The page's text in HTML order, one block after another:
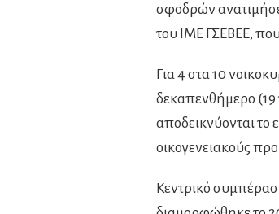
σφοδρών
του ΙΜΕ ΓΣΕΒΕΕ,
Για 4 στα 10
δεκαπενθήμερο (19
αποδεικνύονται το
οικογενειακούς
Κεντρικό